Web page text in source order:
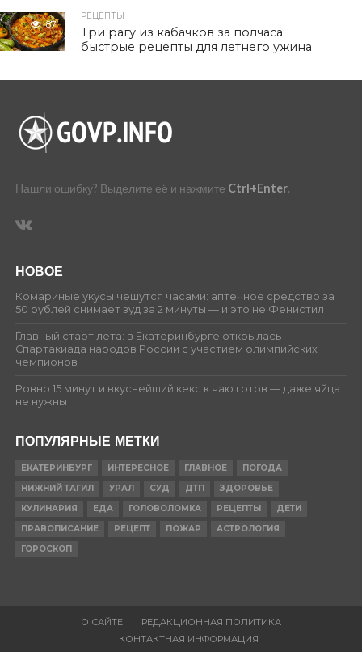
87
РЕЦЕПТЫ
Три рагу из кабачков за полчаса:
быстрые рецепты для летнего ужина
Нашли ошибку? Выделите её и нажмите Ctrl+Enter.
НОВОЕ
Комариные укусы чешутся часами: аптечное средство за
50 рублей снимает зуд за 2 минуты — и это не Фенистил
Главный старт лета: в Екатеринбурге открылась
Спартакиада народов России с участием олимпийских
чемпионов
Ровно 15 минут и вкуснейший кекс к чаю готов — даже яйца
не нужны
ПОПУЛЯРНЫЕ МЕТКИ
ЕКАТЕРИНБУРГ ИНТЕРЕСНОЕ ГЛАВНОЕ
ПОГОДА
НИЖНИЙ ТАГИЛ
УРАЛ СУД ДТП
ЗДОРОВЬЕ
КУЛИНАРИЯ
ЕДА ГОЛОВОЛОМКА РЕЦЕПТЫ
ДЕТИ
ПРАВОПИСАНИЕ
РЕЦЕПТ ПОЖАР
АСТРОЛОГИЯ
ГОРОСКОП
О САЙТЕ
РЕДАКЦИОННАЯ ПОЛИТИКА
КОНТАКТНАЯ ИНФОРМАЦИЯ